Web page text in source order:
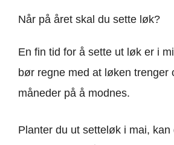
Når på året skal du sette løk?
En fin tid for å sette ut løk er i
bør regne med at løken trenger
måneder på å modnes.
Planter du ut setteløk i mai, kan